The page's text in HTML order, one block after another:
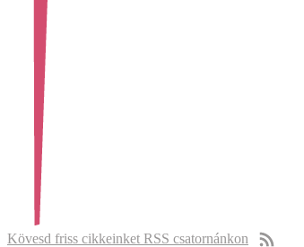
Kövesd friss cikkeinket RSS csatornánkon